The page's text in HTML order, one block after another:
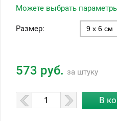
Можете выбрать
Размер:
573 руб. за штуку